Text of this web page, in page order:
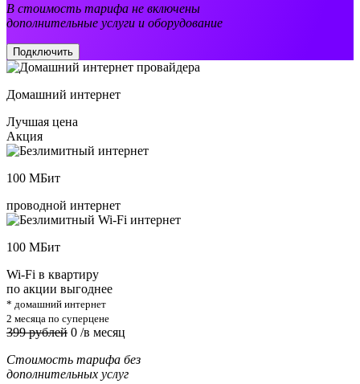
В стоимость тарифа не включены
дополнительные услуги и оборудование
Подключить
Домашний интернет
Лучшая цена
Акция
100 МБит
проводной интернет
100 МБит
Wi-Fi в квартиру
по акции выгоднее
* домашний интернет
2 месяца по суперцене
399 рублей 0 /в месяц
Стоимость тарифа без
дополнительных услуг